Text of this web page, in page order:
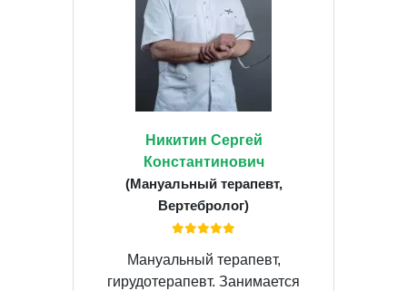
Никитин Сергей
Константинович
(Мануальный терапевт,
Вертебролог)
Мануальный терапевт,
гирудотерапевт. Занимается